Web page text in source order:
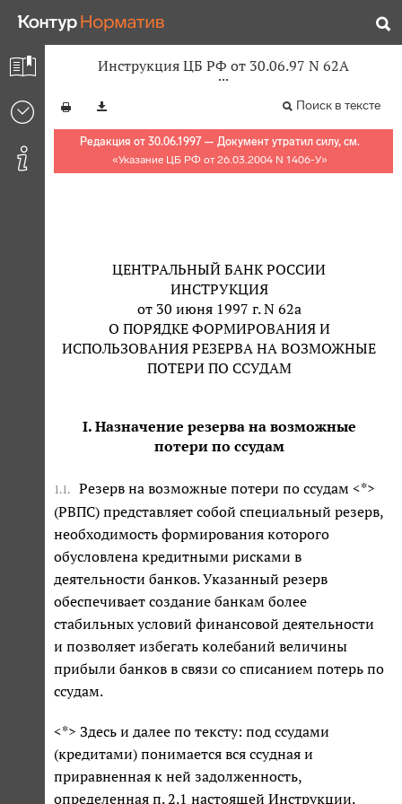
Инструкция ЦБ РФ от 30.06.97 N 62А
Поиск в тексте
Редакция от 30.06.1997 — Документ утратил силу, см.
«Указание ЦБ РФ от 26.03.2004 N 1406-У»
ЦЕНТРАЛЬНЫЙ БАНК РОССИИ
ИНСТРУКЦИЯ
от 30 июня 1997 г. N 62а
О ПОРЯДКЕ ФОРМИРОВАНИЯ И
ИСПОЛЬЗОВАНИЯ РЕЗЕРВА НА ВОЗМОЖНЫЕ
ПОТЕРИ ПО ССУДАМ
I. Назначение резерва на возможные
потери по ссудам
1.1.
Резерв на возможные потери по ссудам <*>
(РВПС) представляет собой специальный резерв,
необходимость формирования которого
обусловлена кредитными рисками в
деятельности банков. Указанный резерв
обеспечивает создание банкам более
стабильных условий финансовой деятельности
и позволяет избегать колебаний величины
прибыли банков в связи со списанием потерь по
ссудам.
<*> Здесь и далее по тексту: под ссудами
(кредитами) понимается вся ссудная и
приравненная к ней задолженность,
определенная п. 2.1 настоящей Инструкции.